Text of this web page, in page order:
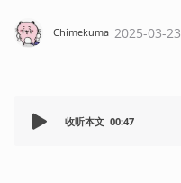
Chimekuma 2025-03-23
收听本文 00:47